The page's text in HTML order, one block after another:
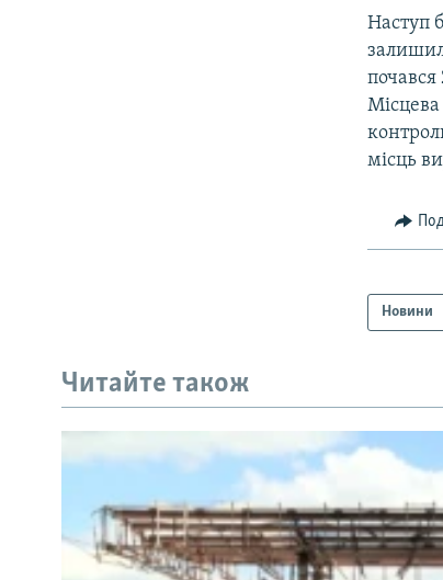
Наступ
почався
місць
Новини
Читайте також